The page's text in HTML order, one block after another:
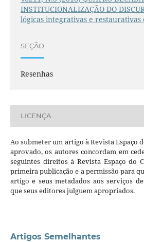
INSTITUCIONALIZAÇÃO DO
lógicas integrativas e
SEÇÃO
Resenhas
LICENÇA
Ao submeter um artigo à Revista Espaço
aprovado, os autores concordam em
seguintes direitos à Revista Espaço do
primeira publicação e a permissão para
artigo e seus metadados aos serviços
que seus editores julguem apropriados.
Artigos Semelhantes